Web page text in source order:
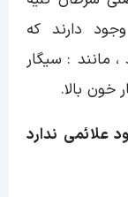
دارند که
مانند: سیگار
خون بالا.
علائمی ندارد